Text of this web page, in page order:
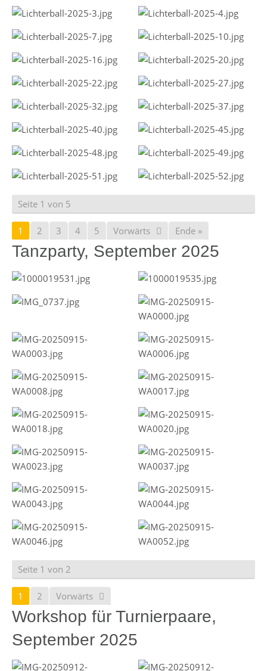
Seite 1 von 5
1 2 3 4 5 Vorwärts Ende »
Tanzparty, September 2025
Seite 1 von 2
1 2 Vorwärts
Workshop für Turnierpaare,
September 2025